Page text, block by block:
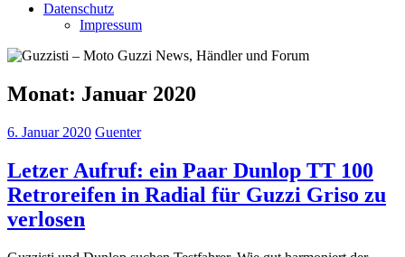
Datenschutz
Impressum
Monat: Januar 2020
6. Januar 2020 Guenter
Letzer Aufruf: ein Paar Dunlop TT 100
Retroreifen in Radial für Guzzi Griso zu
verlosen